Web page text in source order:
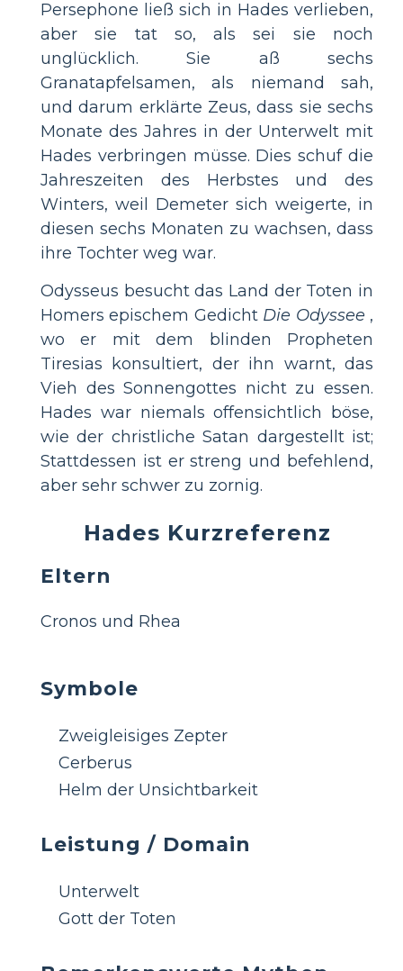
Persephone ließ sich in Hades verlieben,
aber sie tat so, als sei sie noch
unglücklich. Sie aß sechs
Granatapfelsamen, als niemand sah,
und darum erklärte Zeus, dass sie sechs
Monate des Jahres in der Unterwelt mit
Hades verbringen müsse. Dies schuf die
Jahreszeiten des Herbstes und des
Winters, weil Demeter sich weigerte, in
diesen sechs Monaten zu wachsen, dass
ihre Tochter weg war.
Odysseus besucht das Land der Toten in
Homers epischem Gedicht Die Odyssee ,
wo er mit dem blinden Propheten
Tiresias konsultiert, der ihn warnt, das
Vieh des Sonnengottes nicht zu essen.
Hades war niemals offensichtlich böse,
wie der christliche Satan dargestellt ist;
Stattdessen ist er streng und befehlend,
aber sehr schwer zu zornig.
Hades Kurzreferenz
Eltern
Cronos und Rhea
Symbole
Zweigleisiges Zepter
Cerberus
Helm der Unsichtbarkeit
Leistung / Domain
Unterwelt
Gott der Toten